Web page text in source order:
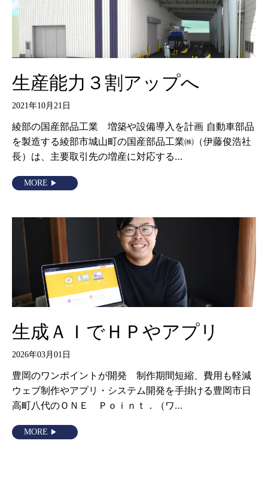
生産能力３割アップへ
2021年10月21日
綾部の国産部品工業 増築や設備導入を計画 自動車部品
を製造する綾部市城山町の国産部品工業㈱（伊藤俊浩社
長）は、主要取引先の増産に対応する…
MORE
生成ＡＩでＨＰやアプリ
2026年03月01日
豊岡のワンポイントが開発 制作期間短縮、費用も軽減
ウェブ制作やアプリ・システム開発を手掛ける豊岡市日
高町八代のＯＮＥ Ｐｏｉｎｔ．（ワ…
MORE